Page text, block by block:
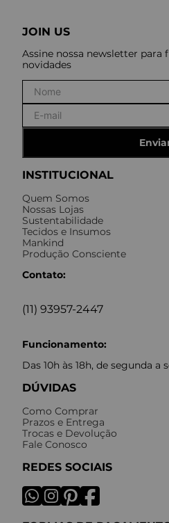
INSTITUCIONAL
Quem Somos
Nossas Lojas
Sustentabilidade
Tecidos e Insumos
Mankind
Produção Consciente
Contato:
(11) 93957-2447
Funcionamento:
Das 10h às 18h, de segunda a
DÚVIDAS
Como Comprar
Prazos e Entrega
Trocas e Devolução
Fale Conosco
REDES SOCIAIS
JOIN US
Assine nossa newsletter para
novidades